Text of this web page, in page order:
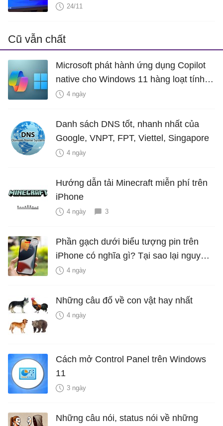
phần cứng cấp thấp
24/11
Cũ vẫn chất
Microsoft phát hành ứng dụng Copilot
native cho Windows 11 hàng loạt tính
năng mới Hữu Ích
4 ngày
Danh sách DNS tốt, nhanh nhất của
Google, VNPT, FPT, Viettel, Singapore
4 ngày
Hướng dẫn tải Minecraft miễn phí trên
iPhone
4 ngày 3
Phần gạch dưới biểu tượng pin trên
iPhone có nghĩa gì? Tại sao lại nguy
hiểm?
4 ngày
Những câu đố về con vật hay nhất
4 ngày
Cách mở Control Panel trên Windows
11
3 ngày
Những câu nói, status nói về những